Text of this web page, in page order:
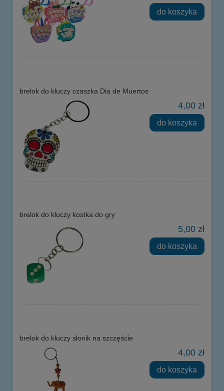
do koszyka
brelok do kluczy czaszka Dia de Muertos
4,00 zł
do koszyka
brelok do kluczy kostka do gry
5,00 zł
do koszyka
brelok do kluczy słonik na szczęście
4,00 zł
do koszyka